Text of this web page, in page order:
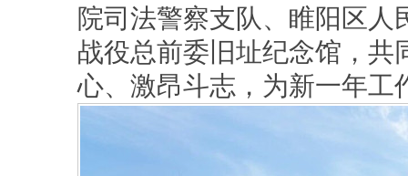
院司法警察支队、睢阳区
战役总前委旧址纪念馆，共
心、激昂斗志，为新一年工